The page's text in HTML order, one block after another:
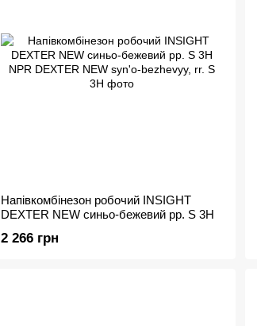
Напівкомбінезон робочий INSIGHT
DEXTER NEW синьо-бежевий рр. S 3H
2 266 грн